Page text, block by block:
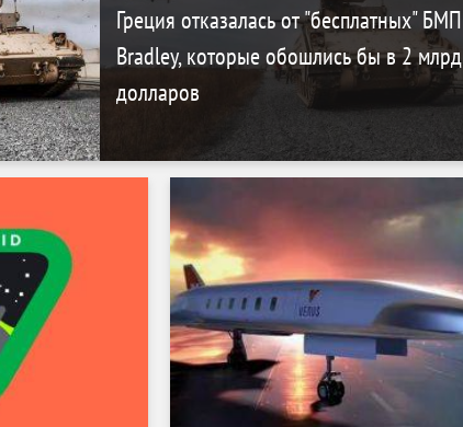
Греция отказалась от "бесплатных" БМП
Bradley, которые обошлись бы в 2 млрд
долларов